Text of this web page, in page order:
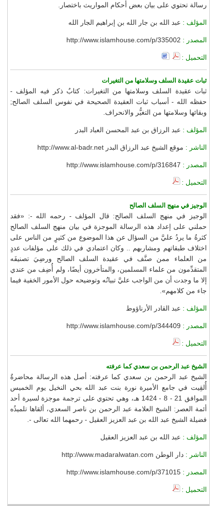
رسالة تحتوي على بيان بعض أحكام المواريث باختصار.
المؤلف : عبد الله بن جار الله بن إبراهيم الجار الله
المصدر : http://www.islamhouse.com/p/335002
التحميل :
ثبات عقيدة السلف وسلامتها من التغيرات
ثبات عقيدة السلف وسلامتها من التغيرات: كتابٌ ذكر فيه المؤلف -
حفظه الله - أسباب ثبات العقيدة الصحيحة في نفوس السلف الصالح;
وبقائها وسلامتها من التغيُّر والانحراف.
المؤلف : عبد الرزاق بن عبد المحسن العباد البدر
الناشر : موقع الشيخ عبد الرزاق البدر http://www.al-badr.net
المصدر : http://www.islamhouse.com/p/316847
التحميل :
الوجيز في منهج السلف الصالح
الوجيز في منهج السلف الصالح: قال المؤلف - رحمه الله -: «فقد
حملني على إعداد هذه الرسالة الموجزة في بيان منهج السلف الصالح
كثرةُ ما يردُ عليَّ من السؤال عن هذا الموضوع من كثيرٍ من الناس على
اختلاف طبقاتهم ومشاربهم .. وكان اعتمادي في ذلك على مؤلفات عددٍ
من العلماء ممن صنَّف في عقيدة السلف الصالح ورضِيَ تصنيفَه
المتقدِّمون من علماء المسلمين، والمتأخرون أيضًا، ولم أُضِف من عندي
إلا ما وجدت أن من الواجب عليَّ تبيانُه وتوضيحه حول الأمور الخفية فيما
جاء من كلامهم».
المؤلف : عبد القادر الأرناؤوط
المصدر : http://www.islamhouse.com/p/344409
التحميل :
الشيخ عبد الرحمن بن سعدي كما عرفته
الشيخ عبد الرحمن بن سعدي كما عرفته: أصل هذه الرسالة محاضرةٌ
أُلقِيت في جامع الأميرة نورة بنت عبد الله بحي النخيل يوم الخميس
الموافق 21 - 8 - 1424 هـ، وهي تحتوي على ترجمة موجزة لسيرة أحد
أئمة العصر: الشيخ العلامة عبد الرحمن بن ناصر السعدي، ألقاها تلميذُه
فضيلة الشيخ عبد الله بن عبد العزيز العقيل - رحمهما الله تعالى -.
المؤلف : عبد الله بن عبد العزيز العقيل
الناشر : دار الوطن http://www.madaralwatan.com
المصدر : http://www.islamhouse.com/p/371015
التحميل :